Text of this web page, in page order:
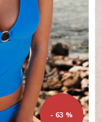
- 63 %